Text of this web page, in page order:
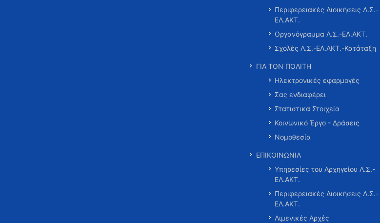
Περιφερειακές Διοικήσεις Λ.Σ.-
ΕΛ.ΑΚΤ.
Οργανόγραμμα Λ.Σ.-ΕΛ.ΑΚΤ.
Σχολές Λ.Σ.-ΕΛ.ΑΚΤ.-Κατάταξη
ΓΙΑ ΤΟΝ ΠΟΛΙΤΗ
Ηλεκτρονικές εφαρμογές
Σας ενδιαφέρει
Στατιστικά Στοιχεία
Κοινωνικό Έργο - Δράσεις
Νομοθεσία
ΕΠΙΚΟΙΝΩΝΙΑ
Υπηρεσίες του Αρχηγείου Λ.Σ.-
ΕΛ.ΑΚΤ.
Περιφερειακές Διοικήσεις Λ.Σ.-
ΕΛ.ΑΚΤ.
Λιμενικές Αρχές